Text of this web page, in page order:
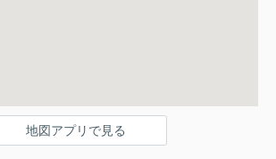
地図アプリで見る